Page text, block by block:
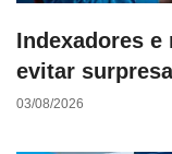
Indexadores
evitar
03/08/2026